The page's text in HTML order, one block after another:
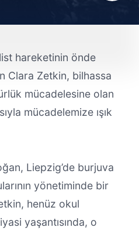
hareketinin önde
Clara Zetkin, bilhassa
mücadelesine olan
mücadelemize ışık
Liepzig’de burjuva
yönetiminde bir
henüz okul
yaşantısında, o